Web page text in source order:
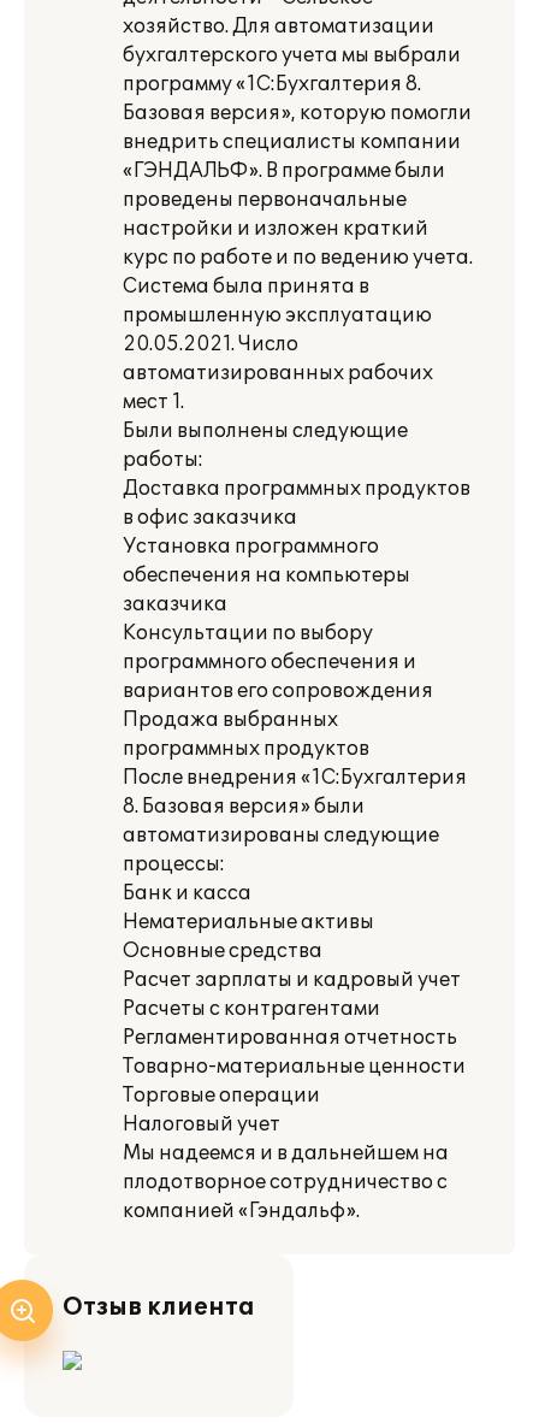
хозяйство. Для автоматизации
бухгалтерского учета мы выбрали
программу «1С:Бухгалтерия 8.
Базовая версия», которую помогли
внедрить специалисты компании
«ГЭНДАЛЬФ». В программе были
проведены первоначальные
настройки и изложен краткий
курс по работе и по ведению учета.
Система была принята в
промышленную эксплуатацию
20.05.2021. Число
автоматизированных рабочих
мест 1.
Были выполнены следующие
работы:
Доставка программных продуктов
в офис заказчика
Установка программного
обеспечения на компьютеры
заказчика
Консультации по выбору
программного обеспечения и
вариантов его сопровождения
Продажа выбранных
программных продуктов
После внедрения «1С:Бухгалтерия
8. Базовая версия» были
автоматизированы следующие
процессы:
Банк и касса
Нематериальные активы
Основные средства
Расчет зарплаты и кадровый учет
Расчеты с контрагентами
Регламентированная отчетность
Товарно-материальные ценности
Торговые операции
Налоговый учет
Мы надеемся и в дальнейшем на
плодотворное сотрудничество с
компанией «Гэндальф».
Отзыв клиента